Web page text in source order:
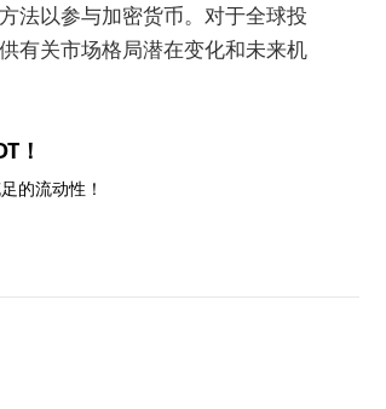
法以参与加密货币。对于全球投
有关市场格局潜在变化和未来机
！
的流动性！